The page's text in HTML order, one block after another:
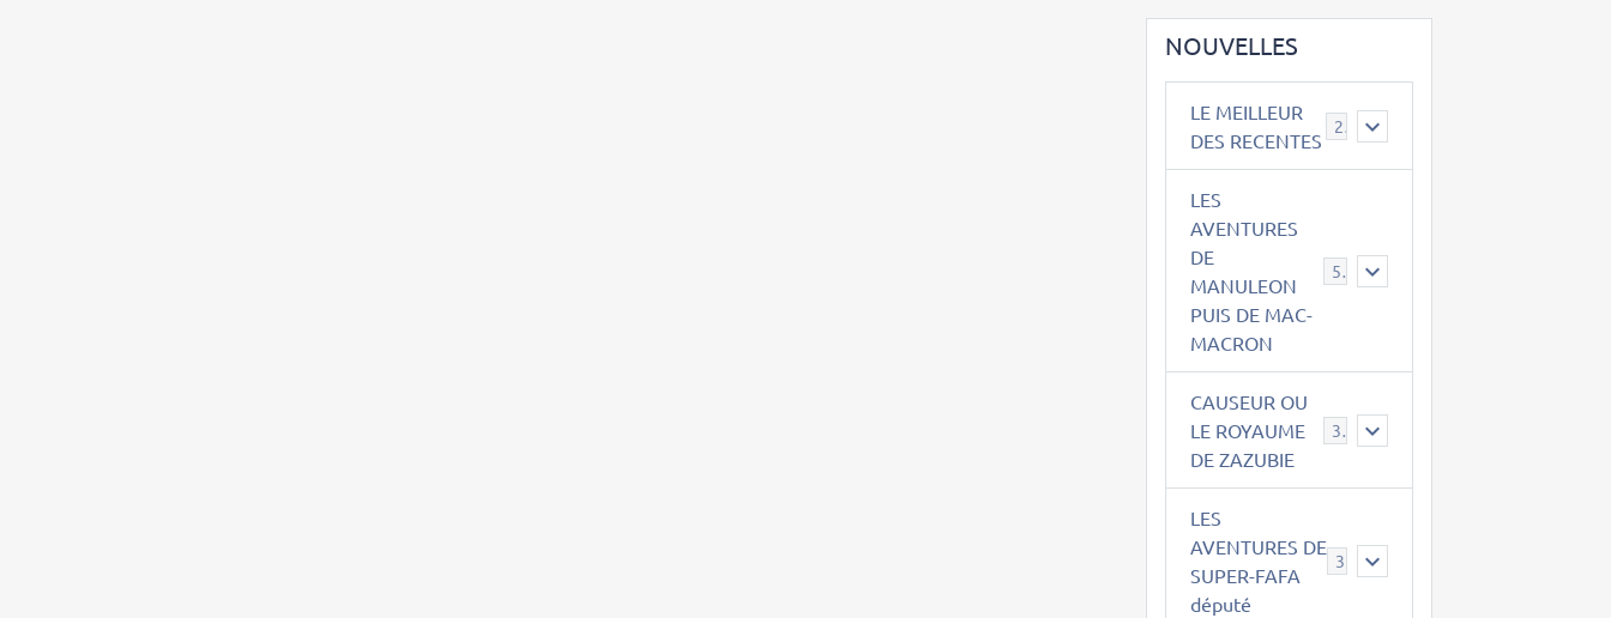
NOUVELLES
LE MEILLEUR
DES RECENTES
2
LES
AVENTURES
DE
MANULEON
PUIS DE MAC-
MACRON
543
CAUSEUR OU
LE ROYAUME
DE ZAZUBIE
38
LES
AVENTURES DE
SUPER-FAFA
député